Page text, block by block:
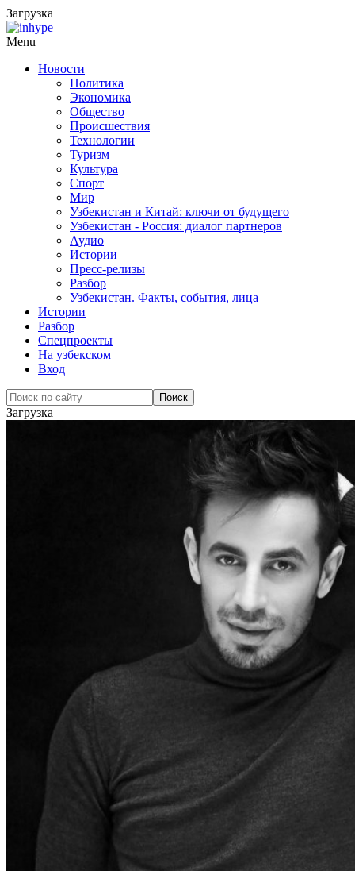
Загрузка
Menu
Новости
Политика
Экономика
Общество
Происшествия
Технологии
Туризм
Культура
Спорт
Мир
Узбекистан и Китай: ключи от будущего
Узбекистан - Россия: диалог партнеров
Аудио
Истории
Пресс-релизы
Разбор
Узбекистан. Факты, события, лица
Истории
Разбор
Спецпроекты
На узбекском
Вход
Загрузка